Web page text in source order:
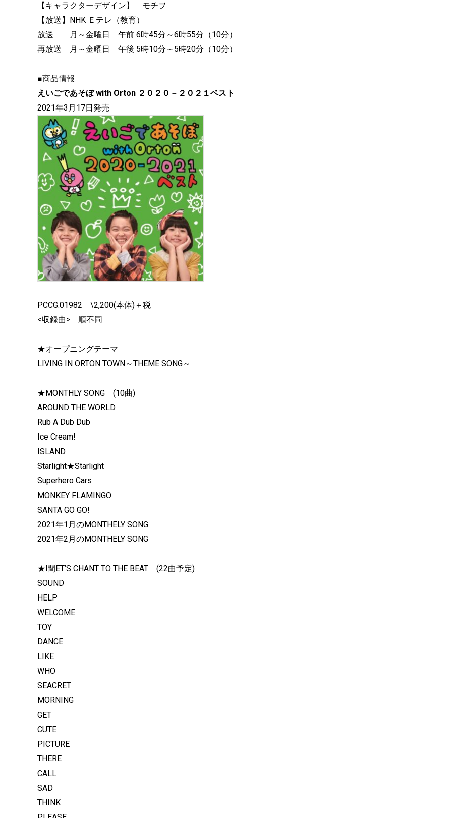
【キャラクターデザイン】 モチヲ
【放送】NHK Ｅテレ（教育）
放送 月～金曜日 午前 6時45分～6時55分（10分）
再放送 月～金曜日 午後 5時10分～5時20分（10分）
■商品情報
えいごであそぼ with Orton ２０２０－２０２１ベスト
2021年3月17日発売
PCCG.01982 \2,200(本体)＋税
<収録曲> 順不同
★オープニングテーマ
LIVING IN ORTON TOWN～THEME SONG～
★MONTHLY SONG (10曲)
AROUND THE WORLD
Rub A Dub Dub
Ice Cream!
ISLAND
Starlight★Starlight
Superhero Cars
MONKEY FLAMINGO
SANTA GO GO!
2021年1月のMONTHELY SONG
2021年2月のMONTHELY SONG
★l間ET’S CHANT TO THE BEAT (22曲予定)
SOUND
HELP
WELCOME
TOY
DANCE
LIKE
WHO
SEACRET
MORNING
GET
CUTE
PICTURE
THERE
CALL
SAD
THINK